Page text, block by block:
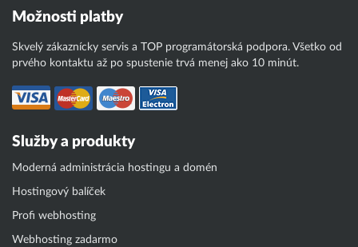
Možnosti platby
Skvelý zákaznícky servis a TOP programátorská podpora. Všetko od
prvého kontaktu až po spustenie trvá menej ako 10 minút.
Služby a produkty
Moderná administrácia hostingu a domén
Hostingový balíček
Profi webhosting
Webhosting zadarmo